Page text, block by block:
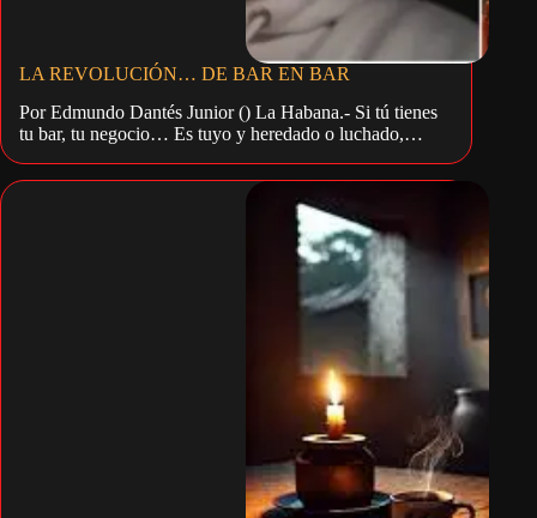
LA REVOLUCIÓN… DE BAR EN BAR
Por Edmundo Dantés Junior () La Habana.- Si tú tienes
tu bar, tu negocio… Es tuyo y heredado o luchado,…